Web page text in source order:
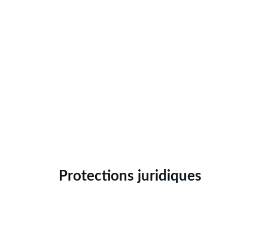
Protections juridiques